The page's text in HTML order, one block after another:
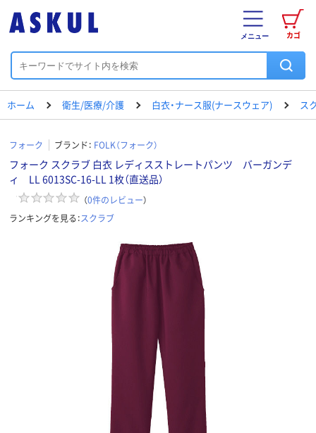
カゴ
メニュー
ホーム 衛生/医療/介護 白衣・ナース服(ナースウェア) ス
フォーク ブランド： FOLK（フォーク）
フォーク スクラブ 白衣 レディスストレートパンツ バーガンデ
ィ LL 6013SC-16-LL 1枚（直送品）
（0件のレビュー）
ランキングを見る：スクラブ